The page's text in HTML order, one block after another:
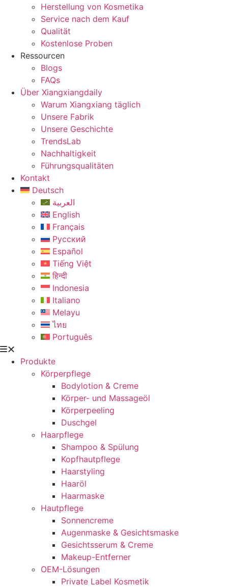
Herstellung von Kosmetika
Service nach dem Kauf
Qualität
Kostenlose Proben
Ressourcen
Blogs
FAQs
Über Xiangxiangdaily
Warum Xiangxiang täglich
Unsere Fabrik
Unsere Geschichte
TrendsLab
Nachhaltigkeit
Führungsqualitäten
Kontakt
Deutsch
العربية
English
Français
Русский
Español
Tiếng Việt
हिन्दी
Indonesia
Italiano
Melayu
ไทย
Português
Produkte
Körperpflege
Bodylotion & Creme
Körper- und Massageöl
Körperpeeling
Duschgel
Haarpflege
Shampoo & Spülung
Kopfhautpflege
Haarstyling
Haaröl
Haarmaske
Hautpflege
Sonnencreme
Augenmaske & Gesichtsmaske
Gesichtsserum & Creme
Makeup-Entferner
OEM-Lösungen
Private Label Kosmetik